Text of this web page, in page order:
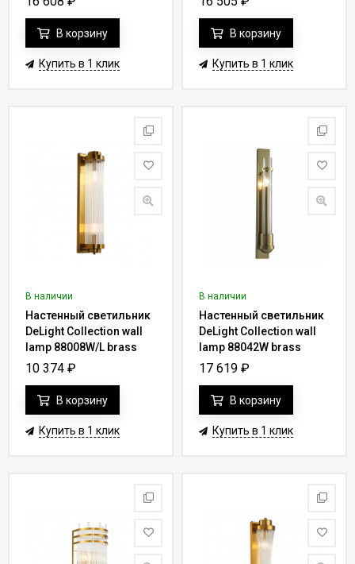
В корзину
Купить в 1 клик
В корзину
Купить в 1 клик
В наличии
Настенный светильник
DeLight Collection wall
lamp 88008W/L brass
10 374 ₽
В корзину
Купить в 1 клик
В наличии
Настенный светильник
DeLight Collection wall
lamp 88042W brass
17 619 ₽
В корзину
Купить в 1 клик